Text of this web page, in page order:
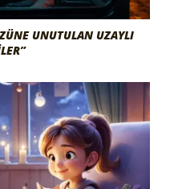
UNUTULAN UZAYLI